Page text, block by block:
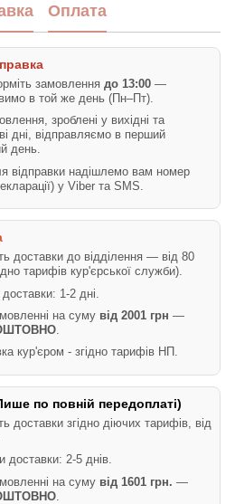
Оплата
замовлення до 13:00 —
в той же день (Пн–Пт).
зроблені у вихідні та
дні, відправляємо в перший
день.
відправки надішлемо вам номер
у Viber та SMS.
доставки до відділення — від 80
тарифів кур'єрської служби).
1-2 дні.
на суму від 2001 грн —
.
кур'єром - згідно тарифів НП.
по повній передоплаті)
доставки згідно діючих тарифів, від
доставки: 2-5 днів.
на суму від 1601 грн. —